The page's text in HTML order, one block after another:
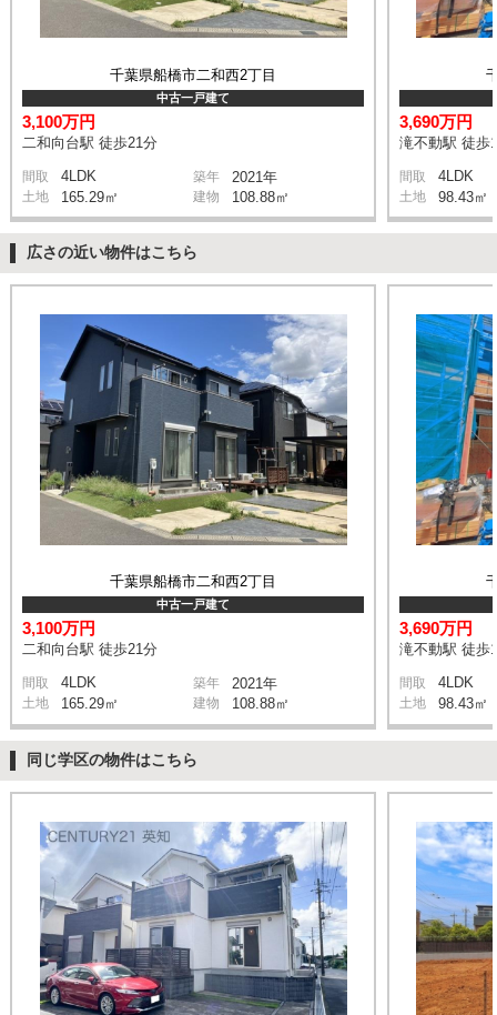
千葉県船橋市二和西2丁目
中古一戸建て
3,100万円
二和向台駅 徒歩21分
間取 4LDK 築年 2021年
土地 165.29㎡ 建物 108.88㎡
3,690万円
滝不動駅 徒歩
間取 4LDK
土地 98.43㎡
広さの近い物件はこちら
千葉県船橋市二和西2丁目
中古一戸建て
3,100万円
二和向台駅 徒歩21分
間取 4LDK 築年 2021年
土地 165.29㎡ 建物 108.88㎡
3,690万円
滝不動駅 徒歩
間取 4LDK
土地 98.43㎡
同じ学区の物件はこちら